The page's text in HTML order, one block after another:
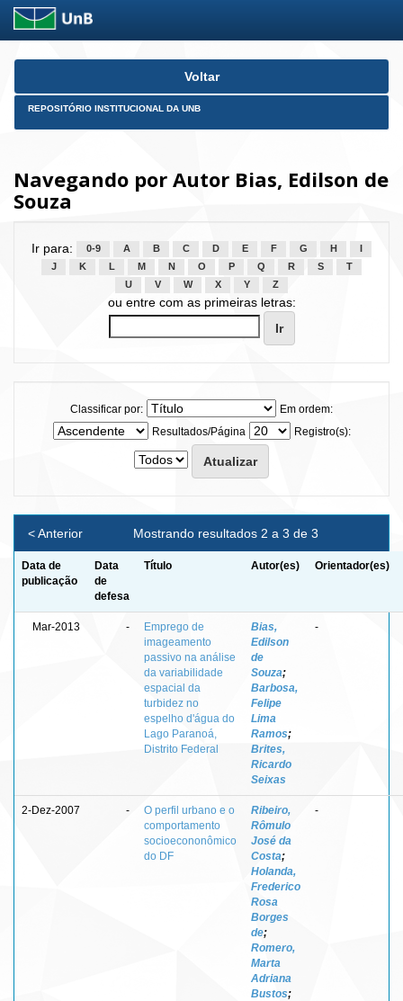
Skip
Voltar
REPOSITÓRIO INSTITUCIONAL DA UNB
Navegando por Autor Bias, Edilson de
Souza
Ir para: 0-9 A B C D E F G H
J
K L M N O P Q R S
T
U
V W X Y Z
ou entre com as primeiras letras:
Classificar por:
Em ordem:
Resultados/Página
Registro(s):
Mostrando resultados 2 a 3 de 3
< Anterior
Data de
publicação
Data
de
defesa
Título Autor(es) Orientador(es)
Mar-2013 -
Emprego de
imageamento
passivo na análise
da variabilidade
espacial da
turbidez no
espelho d'água do
Lago Paranoá,
Distrito Federal
Bias,
Edilson
de
Souza;
Barbosa,
Felipe
Lima
Ramos;
Brites,
Ricardo
Seixas
-
2-Dez-2007 -
O perfil urbano e o
comportamento
socioecononômico
do DF
Ribeiro,
Rômulo
José da
Costa;
Holanda,
Frederico
Rosa
Borges
de;
Romero,
Marta
Adriana
Bustos;
-